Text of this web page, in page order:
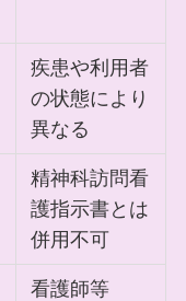
疾患や利用者
の状態により
異なる
精神科訪問看
護指示書とは
併用不可
看護師等